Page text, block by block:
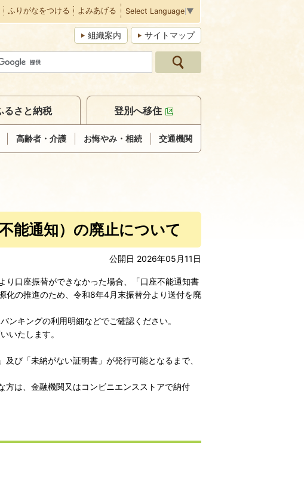
ふりがなをつける よみあげる Select Language ▼
組織案内 サイトマップ
高齢者・介護 お悔やみ・相続 交通機関
るさと納税 登別へ移住
能通知）の廃止について
公開日 2026年05月11日
口座振替ができなかった場合、「口座不能通知書
化の推進のため、令和8年4月末振替分より送付を廃
キングの利用明細などでご確認ください。
いたします。
び「未納がない証明書」が発行可能となるまで、
は、金融機関又はコンビニエンスストアで納付